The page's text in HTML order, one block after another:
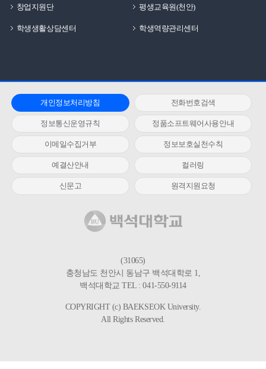
창업지원단 평생교육원(천안)
학생생활상담센터 학생역량관리센터
개인정보처리방침 전화번호검색
정보통신운영규칙 정품소프트웨어사용안내
이메일수집거부 정보보호실천수칙
예결산안내 컬러링
신문고 원격지원요청
(31065)
충청남도 천안시 동남구 백석대학로 1,
백석대학교 TEL : 041-550-9114
COPYRIGHT (c) BAEKSEOK University.
All Rights Reserved.